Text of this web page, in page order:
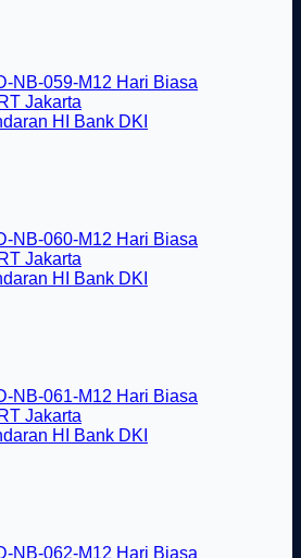
NB-059-M12 Hari Biasa
Jakarta
HI Bank DKI
NB-060-M12 Hari Biasa
Jakarta
HI Bank DKI
NB-061-M12 Hari Biasa
Jakarta
HI Bank DKI
NB-062-M12 Hari Biasa